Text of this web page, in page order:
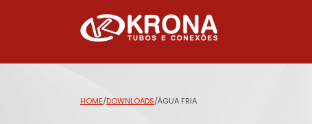
HOME/DOWNLOADS/ÁGUA FRIA